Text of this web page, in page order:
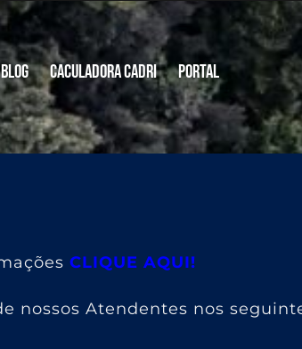
Blog Caculadora CADRI Portal
CLIQUE AQUI!
nossos Atendentes nos